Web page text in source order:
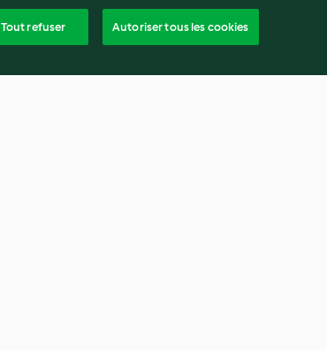
Tout refuser Autoriser tous les cookies